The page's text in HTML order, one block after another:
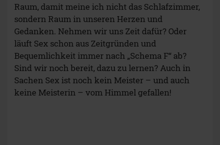
Raum, damit meine ich nicht das Schlafzimmer,
sondern Raum in unseren Herzen und
Gedanken. Nehmen wir uns Zeit dafür? Oder
läuft Sex schon aus Zeitgründen und
Bequemlichkeit immer nach „Schema F“ ab?
Sind wir noch bereit, dazu zu lernen? Auch in
Sachen Sex ist noch kein Meister – und auch
keine Meisterin – vom Himmel gefallen!